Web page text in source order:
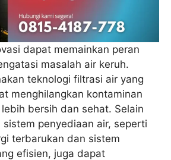
dapat memainkan peran
masalah air keruh.
teknologi filtrasi air yang
menghilangkan kontaminan
bersih dan sehat. Selain
penyediaan air, seperti
terbarukan dan sistem
efisien, juga dapat